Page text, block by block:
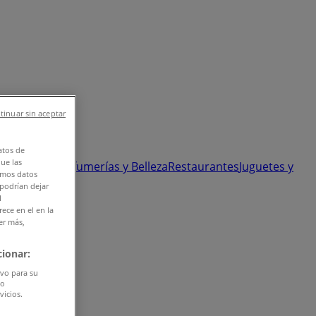
Ópticas Perfumerías y BellezaRestaurantesJuguetes y
de
las
datos
dejar
en el en la
más,
para su
sin aceptar